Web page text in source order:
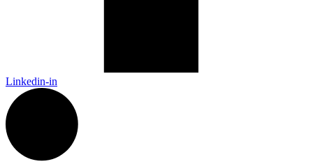
Linkedin-in